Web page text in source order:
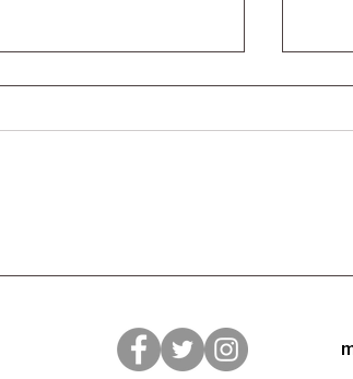
9月4日(金)和佐シネ
ハンブルク NO ビート
和佐
最